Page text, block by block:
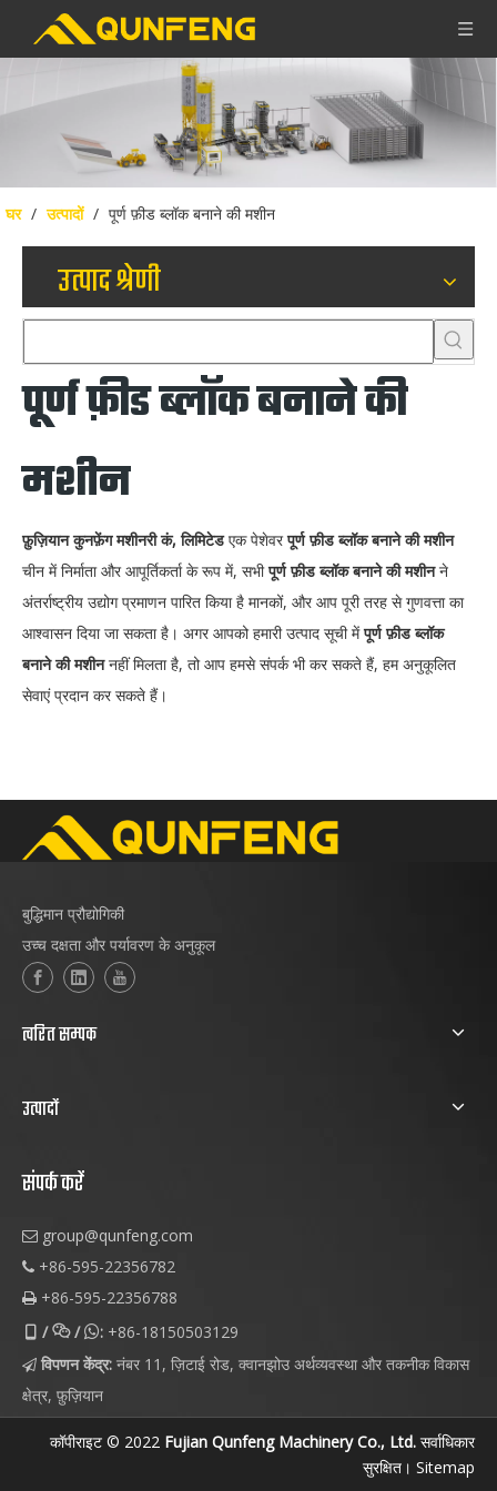
घर / उत्पादों / पूर्ण फ़ीड ब्लॉक बनाने की मशीन
उत्पाद श्रेणी
पूर्ण फ़ीड ब्लॉक बनाने की
मशीन
फ़ुज़ियान कुनफ़ेंग मशीनरी कं, लिमिटेडएक पेशेवरपूर्ण फ़ीड ब्लॉक बनाने की मशीन
चीन में निर्माता और आपूर्तिकर्ता के रूप में, सभीपूर्ण फ़ीड ब्लॉक बनाने की मशीनने
अंतर्राष्ट्रीय उद्योग प्रमाणन पारित किया है मानकों, और आप पूरी तरह से गुणवत्ता का
आश्वासन दिया जा सकता है। अगर आपको हमारी उत्पाद सूची मेंपूर्ण फ़ीड ब्लॉक
बनाने की मशीननहीं मिलता है, तो आप हमसे संपर्क भी कर सकते हैं, हम अनुकूलित
सेवाएं प्रदान कर सकते हैं।
बुद्धिमान प्रौद्योगिकी
उच्च दक्षता और पर्यावरण के अनुकूल
त्वरित सम्पक
उत्पादों
संपर्क करें
 group@qunfeng.com
 +86-595-22356782
 +86-595-22356788
 //: +86-18150503129
 विपणन केंद्र: नंबर 11, ज़िटाई रोड, क्वानझोउ अर्थव्यवस्था और तकनीक विकास
क्षेत्र, फ़ुज़ियान
कॉपीराइट © 2022 Fujian Qunfeng Machinery Co., Ltd. सर्वाधिकार
सुरक्षित। Sitemap